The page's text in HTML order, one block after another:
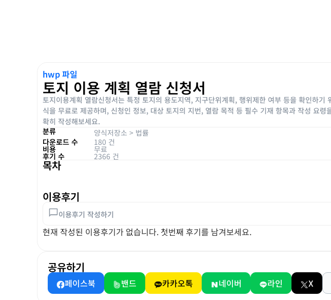
hwp 파일
토지 이용 계획 열람 신청서
토지이용계획 열람신청서는 특정 토지의 용도지역, 지구단위계획, 행위제한 여부 등을 확인하
식을 무료로 제공하며, 신청인 정보, 대상 토지의 지번, 열람 목적 등 필수 기재 항목과 작성 요
확히 작성해보세요.
분류
양식저장소 > 법률
다운로드 수
180 건
비용 무료
후기 수 2366 건
목차
이용후기
이용후기 작성하기
현재 작성된 이용후기가 없습니다. 첫번째 후기를 남겨보세요.
공유하기
페이스북 밴드 카카오톡 네이버 라인 X